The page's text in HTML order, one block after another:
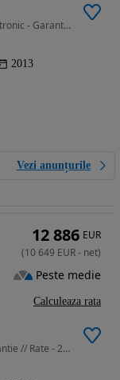
1984 cm3 • 211 CP • Audi Q5 2.0 TFSi Quattro Tiptronic - Garantie / Rate / Credit - 117
2013
Vezi anunțurile
1984 cm3 • 225 CP • Audi Q5 2.0T Quattro // Garantie // Rate - 224
12 886 EUR
(10 649 EUR- net)
Peste medie
Calculeaza rata